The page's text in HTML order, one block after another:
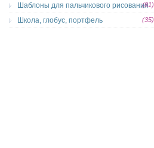
Шаблоны для пальчикового рисования(81)
Школа, глобус, портфель (35)